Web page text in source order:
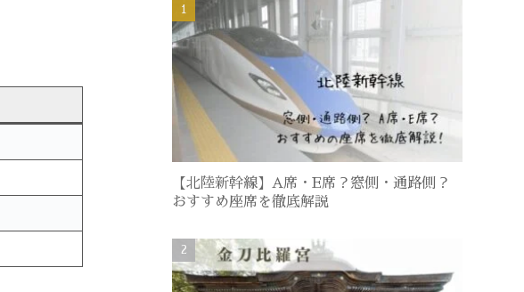
【北陸新幹線】A席・E席？窓側・通路側？
おすすめ座席を徹底解説